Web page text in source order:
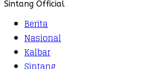
Sintang Official
Berita
Nasional
Kalbar